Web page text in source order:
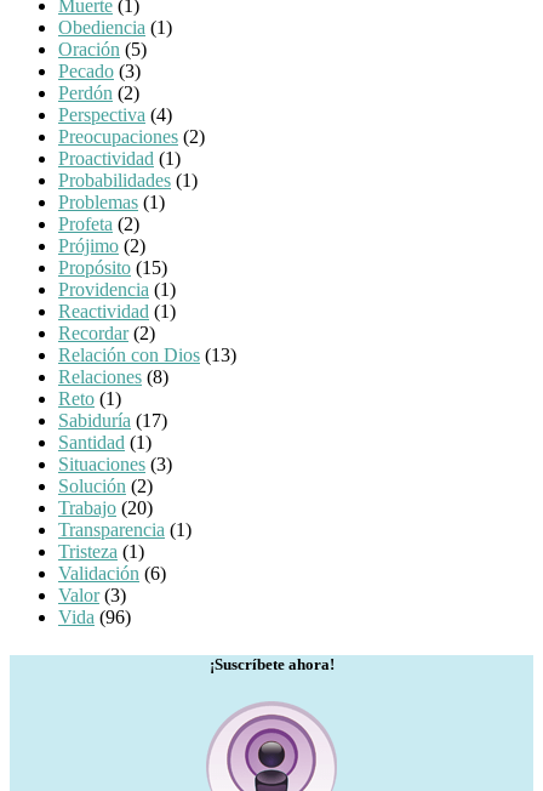
Muerte (1)
Obediencia (1)
Oración (5)
Pecado (3)
Perdón (2)
Perspectiva (4)
Preocupaciones (2)
Proactividad (1)
Probabilidades (1)
Problemas (1)
Profeta (2)
Prójimo (2)
Propósito (15)
Providencia (1)
Reactividad (1)
Recordar(2)
Relación con Dios (13)
Relaciones (8)
Reto (1)
Sabiduría (17)
Santidad (1)
Situaciones (3)
Solución (2)
Trabajo (20)
Transparencia (1)
Tristeza (1)
Validación (6)
Valor(3)
Vida (96)
¡Suscríbete ahora!